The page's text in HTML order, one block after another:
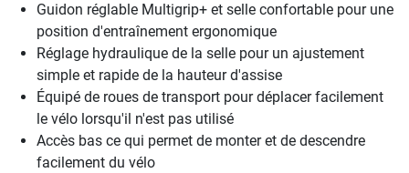
Guidon réglable Multigrip+ et selle confortable pour une
position d'entraînement ergonomique
Réglage hydraulique de la selle pour un ajustement
simple et rapide de la hauteur d'assise
Équipé de roues de transport pour déplacer facilement
le vélo lorsqu'il n'est pas utilisé
Accès bas ce qui permet de monter et de descendre
facilement du vélo